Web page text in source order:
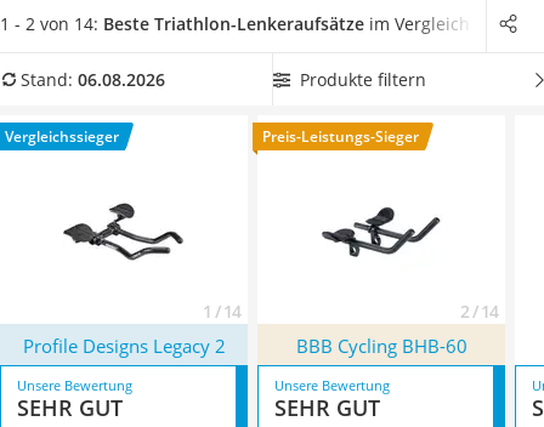
Vibrationsplatte
Sicherheitsweste Reiten
Service
der Regel etwas preiswerter. Achten Sie beim Kauf neben der
Zwecke richtigen Lenkerdurchmesser.Wählen Sie im Zweifel
Überzeugt hat uns hier im August 2026 besonders das
ModellProfile Designs Legacy 2* mit seinen Eigenschaften.
1 - 2 von 14: Beste Triathlon-Lenkeraufsätze im Vergleich
Stand: 06.08.2026 Produkte filtern
Vergleichssieger
1 / 14
Preis-Leistungs-Sieger
2 / 14
Profile Designs Legacy 2 BBB Cycling BHB-60
Unsere Bewertung
SEHR GUT
Unsere Bewertung
SEHR GUT